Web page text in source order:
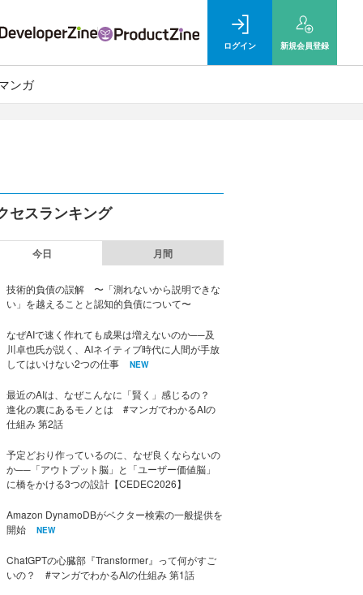
ログイン 新規会員登録
ンガ
セスランキング
今日 月間
技術的負債の誤解 〜「測れないから説明できな
い」を越えることと認知的負債について〜
なぜAIで速く作れても成果は増えないのか──及
川卓也氏が説く、AIネイティブ時代に人間が手放
してはいけない2つの仕事
NEW
最近のAIは、なぜこんなに「賢く」感じるの？
進化の裏にあるモノとは #マンガでわかるAIの
仕組み 第2話
予定どおり作っているのに、なぜ良くならないの
か──「アウトプット脳」と「ユーザー価値脳」
に橋をかける3つの設計【CEDEC2026】
Amazon DynamoDBがベクター検索の一般提供を
開始
NEW
ChatGPTの心臓部『Transformer』って何がすご
いの？ #マンガでわかるAIの仕組み 第1話